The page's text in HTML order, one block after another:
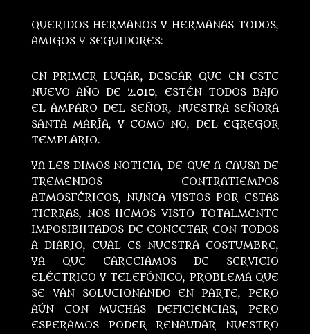
QUERIDOS HERMANOS Y HERMANAS TODOS,
AMIGOS Y SEGUIDORES:
EN PRIMER LUGAR, DESEAR QUE EN ESTE
NUEVO AÑO DE 2.010, ESTÉN TODOS BAJO
EL AMPARO DEL SEÑOR, NUESTRA SEÑORA
SANTA MARÍA, Y COMO NO, DEL EGREGOR
TEMPLARIO.
YA LES DIMOS NOTICIA, DE QUE A CAUSA DE
TREMENDOS CONTRATIEMPOS
ATMOSFÉRICOS, NUNCA VISTOS POR ESTAS
TIERRAS, NOS HEMOS VISTO TOTALMENTE
IMPOSIBIITADOS DE CONECTAR CON TODOS
A DIARIO, CUAL ES NUESTRA COSTUMBRE,
YA QUE CARECIAMOS DE SERVICIO
ELÉCTRICO Y TELEFÓNICO, PROBLEMA QUE
SE VAN SOLUCIONANDO EN PARTE, PERO
AÚN CON MUCHAS DEFICIENCIAS, PERO
ESPERAMOS PODER RENAUDAR NUESTRO